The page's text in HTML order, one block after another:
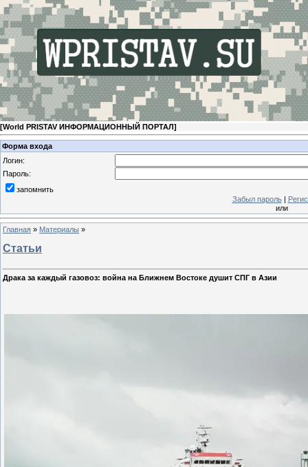
[World PRISTAV ИНФОРМАЦИОННЫЙ ПОРТАЛ]
Форма входа
Логин:
Пароль:
запомнить
Забыл пароль|
или
Главная » Материалы »
Статьи
Драка за каждый газовоз: война на Ближнем Востоке душит СПГ в Азии